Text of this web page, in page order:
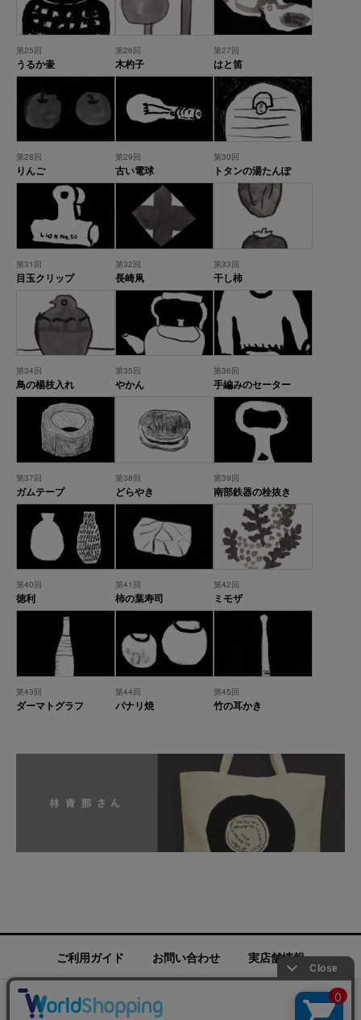
第25回
うるか壷
第26回
木杓子
第27回
はと笛
第28回
りんご
第29回
古い電球
第30回
トタンの湯たんぽ
第31回
目玉クリップ
第32回
長崎凧
第33回
干し柿
第34回
鳥の楊枝入れ
第35回
やかん
第36回
手編みのセーター
第37回
ガムテープ
第38回
どらやき
第39回
南部鉄器の栓抜き
第40回
徳利
第41回
柿の葉寿司
第42回
ミモザ
第43回
ダーマトグラフ
第44回
パナリ焼
第45回
竹の耳かき
ご利用ガイド お問い合わせ 実店舗情報
運営会社